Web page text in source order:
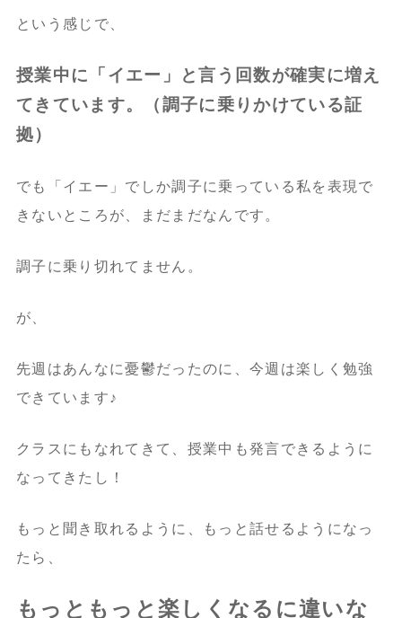
という感じで、
授業中に「イエー」と言う回数が確実に増え
てきています。（調子に乗りかけている証
拠）
でも「イエー」でしか調子に乗っている私を表現で
きないところが、まだまだなんです。
調子に乗り切れてません。
が、
先週はあんなに憂鬱だったのに、今週は楽しく勉強
できています♪
クラスにもなれてきて、授業中も発言できるように
なってきたし！
もっと聞き取れるように、もっと話せるようになっ
たら、
もっともっと楽しくなるに違いな